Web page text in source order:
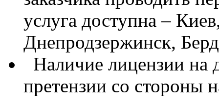
услуга доступна – Киев
Днепродзержинск,
Наличие лицензии на
претензии со стороны